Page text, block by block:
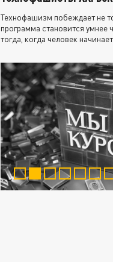
Технофашизм побеждает не
программа становится умнее
тогда, когда человек